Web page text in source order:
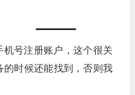
号注册账户，这个很关
的时候还能找到，否则我